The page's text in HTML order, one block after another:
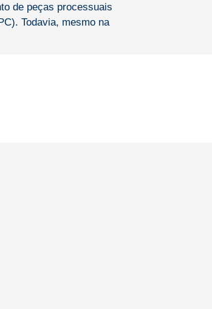
de peças processuais
Todavia, mesmo na